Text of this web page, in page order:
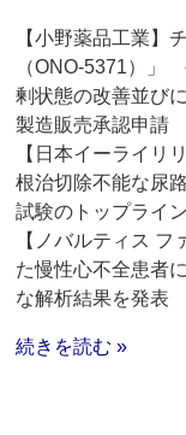
【小野薬品工業】
（ONO-5371）」
剰状態の改善並び
製造販売承認申請
【日本イーライリ
根治切除不能な尿
試験のトップライ
【ノバルティス
た慢性心不全患者
な解析結果を発表
続きを読む »